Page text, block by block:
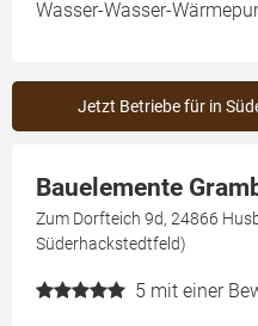
Wasser-Wasser-
Jetzt Betriebe für in
Bauelemente
Zum Dorfteich 9d, 24866
Süderhackstedtfeld)
5 mit einer